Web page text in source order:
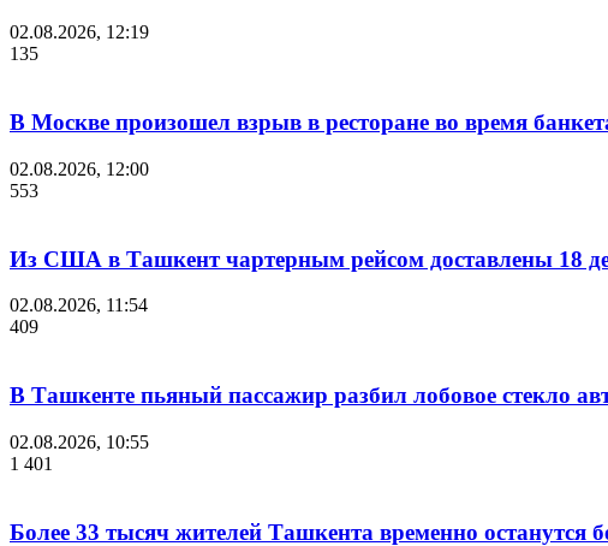
02.08.2026, 12:19
135
В Москве произошел взрыв в ресторане во время
02.08.2026, 12:00
553
Из США в Ташкент чартерным рейсом доставлены 18
02.08.2026, 11:54
409
В Ташкенте пьяный пассажир разбил лобовое стекло
02.08.2026, 10:55
1 401
Более 33 тысяч жителей Ташкента временно останутся